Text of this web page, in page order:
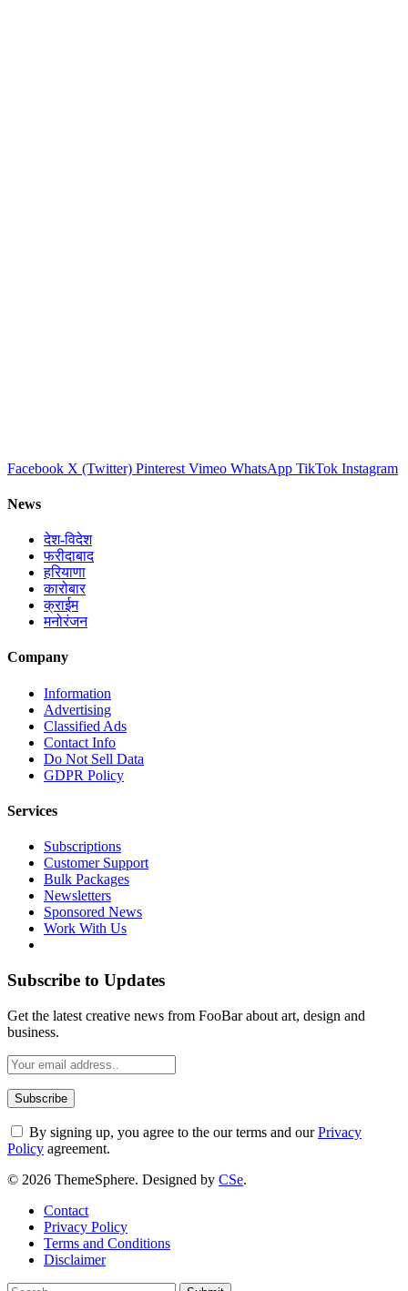
Facebook X (Twitter) Pinterest Vimeo WhatsApp TikTok Instagram
News
देश-विदेश
फरीदाबाद
हरियाणा
कारोबार
क्राईम
मनोरंजन
Company
Information
Advertising
Classified Ads
Contact Info
Do Not Sell Data
GDPR Policy
Services
Subscriptions
Customer Support
Bulk Packages
Newsletters
Sponsored News
Work With Us
Subscribe to Updates
Get the latest creative news from FooBar about art, design and
business.
By signing up, you agree to the our terms and ourPrivacy
Policy agreement.
© 2026 ThemeSphere. Designed by CSe.
Contact
Privacy Policy
Terms and Conditions
Disclaimer